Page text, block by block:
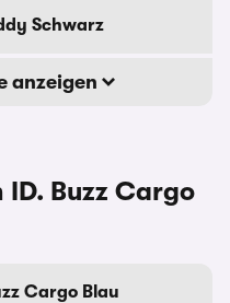
Schwarz
anzeigen
Buzz Cargo
Cargo Blau